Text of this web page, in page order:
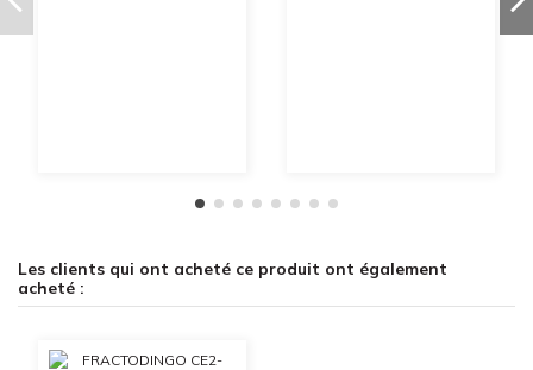
Les clients qui ont acheté ce produit ont également
acheté :